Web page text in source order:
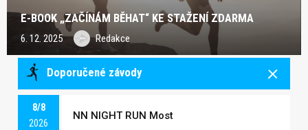
E-BOOK „ZAČÍNÁM BĚHAT“ KE STAŽENÍ ZDARMA
6. 12. 2025 Redakce
Doporučené závody
8/8
2026
NN NIGHT RUN Most